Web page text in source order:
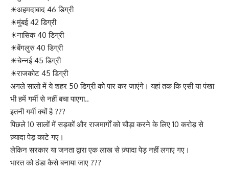
☀अहमदाबाद 46 डिग्री
☀मुंबई 42 डिग्री
☀नासिक 40 डिग्री
☀बेंगलुरु 40 डिग्री
☀चेन्नई 45 डिग्री
☀राजकोट 45 डिग्री
अगले सालो में ये शहर 50 डिग्री को पार कर जाएंगे। यहां तक कि एसी या पंखा
भी हमें गर्मी से नहीं बचा पाएगा..
इतनी गर्मी क्यों है ???
पिछले 10 सालों में सड़कों और राजमार्गों को चौड़ा करने के लिए 10 करोड़ से
ज़्यादा पेड़ काटे गए।
लेकिन सरकार या जनता द्वारा एक लाख से ज़्यादा पेड़ नहीं लगाए गए।
भारत को ठंडा कैसे बनाया जाए ???